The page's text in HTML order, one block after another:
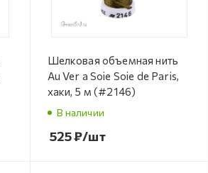
Шелковая объемная нить
Au Ver a Soie Soie de Paris,
хаки, 5 м (#2146)
В наличии
525₽/шт